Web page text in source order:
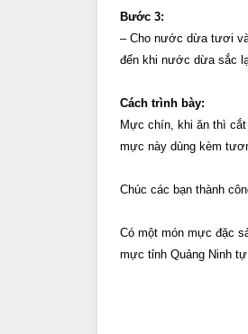
Bước 3:
– Cho nước dừa tươi
đến khi nước dừa sắc
Cách trình bày:
Mực chín, khi ăn thì
mực này dùng kèm
Chúc các bạn thành
Có một món mực đặc
mực tỉnh Quảng Ninh